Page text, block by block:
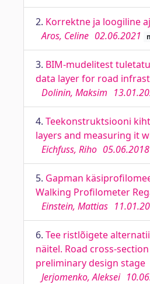
2. Korrektne ja loogiline
Aros, Celine 02.06.2021
3. BIM-mudelitest
data layer for road
Dolinin, Maksim
4. Teekonstruktsiooni
layers and measuring it
Eichfuss, Riho 05.06.2018
5. Gapman
Walking Profilometer
Einstein, Mattias
6. Tee ristlõigete
näitel. Road cross-
preliminary design stage
Jerjomenko, Aleksei